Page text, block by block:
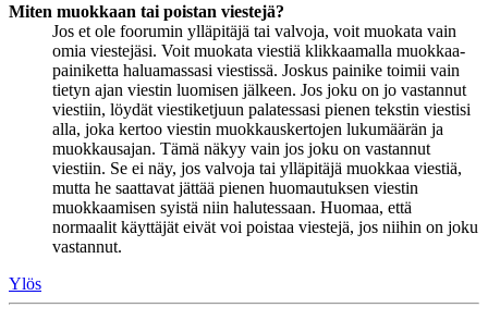
Miten muokkaan tai poistan viestejä?
Jos et ole foorumin ylläpitäjä tai valvoja, voit muokata vain
omia viestejäsi. Voit muokata viestiä klikkaamalla muokkaa-
painiketta haluamassasi viestissä. Joskus painike toimii vain
tietyn ajan viestin luomisen jälkeen. Jos joku on jo vastannut
viestiin, löydät viestiketjuun palatessasi pienen tekstin viestisi
alla, joka kertoo viestin muokkauskertojen lukumäärän ja
muokkausajan. Tämä näkyy vain jos joku on vastannut
viestiin. Se ei näy, jos valvoja tai ylläpitäjä muokkaa viestiä,
mutta he saattavat jättää pienen huomautuksen viestin
muokkaamisen syistä niin halutessaan. Huomaa, että
normaalit käyttäjät eivät voi poistaa viestejä, jos niihin on joku
vastannut.
Ylös